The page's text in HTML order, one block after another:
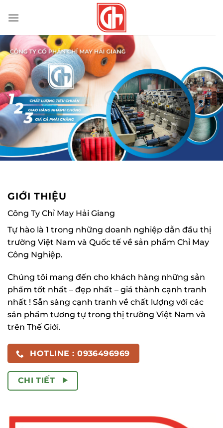
qua
dung
GIỚI THIỆU
Công Ty Chỉ May Hải Giang
Tự hào là 1 trong những doanh nghiệp dẫn đầu thị
trường Việt Nam và Quốc tế về sản phẩm Chỉ May
Công Nghiệp.
Chúng tôi mang đến cho khách hàng những sản
phẩm tốt nhất – đẹp nhất – giá thành cạnh tranh
nhất ! Sẵn sàng cạnh tranh về chất lượng với các
sản phẩm tương tự trong thị trường Việt Nam và
trên Thế Giới.
HOTLINE : 0936496969
CHI TIẾT